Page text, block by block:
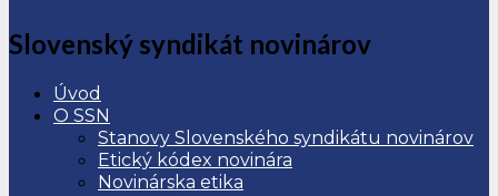
Slovenský syndikát novinárov
Úvod
O SSN
Stanovy Slovenského syndikátu novinárov
Etický kódex novinára
Novinárska etika